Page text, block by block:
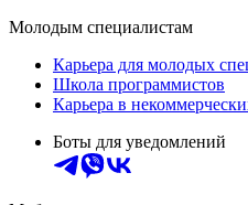
Молодым специалистам
Карьера для молодых
Школа программистов
Карьера в
Боты для уведомлений